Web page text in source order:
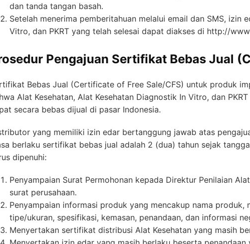
dan tanda tangan basah.
Setelah menerima pemberitahuan melalui email dan SMS, izin
Vitro, dan PKRT yang telah selesai dapat diakses di http://
Pengajuan Sertifikat Bebas Jual
Bebas Jual (Certificate of Free Sale/CFS) untuk produk
Alat Kesehatan, Alat Kesehatan Diagnostik In Vitro, dan
secara bebas dijual di pasar Indonesia.
yang memiliki izin edar bertanggung jawab atas
berlaku sertifikat bebas jual adalah 2 (dua) tahun sejak
dipenuhi:
Penyampaian Surat Permohonan kepada Direktur Penilaian
surat perusahaan.
Penyampaian informasi produk yang mencakup nama produk,
tipe/ukuran, spesifikasi, kemasan, penandaan, dan informasi
Menyertakan sertifikat distribusi Alat Kesehatan yang masih